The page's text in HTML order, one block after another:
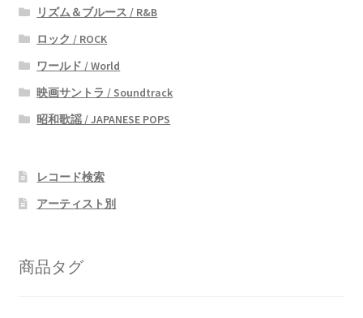
リズム＆ブルース / R&B
ロック / ROCK
ワールド / World
映画サントラ / Soundtrack
昭和歌謡 / JAPANESE POPS
レコード検索
アーティスト別
商品タグ